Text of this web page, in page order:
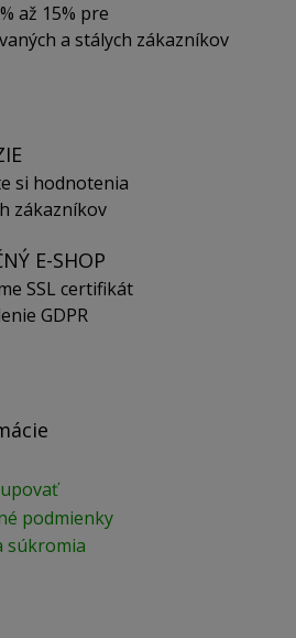
až 15% pre
a stálych zákazníkov
si hodnotenia
zákazníkov
E-SHOP
SSL certifikát
GDPR
podmienky
súkromia